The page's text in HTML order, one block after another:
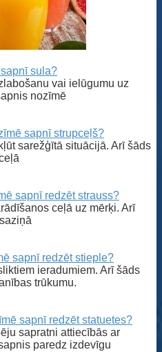
sula?
vai ielūgumu uz
nozīmē
sapnī strupceļš?
sarežģītā situācijā. Arī šāds
sapnī redzēt strauss?
ceļā uz mērķi. Arī
sapnī redzēt stieple?
ieradumiem. Arī šāds
trūkumu.
sapnī redzēt statuetes?
sapratni attiecībās ar
paredz izdevīgu